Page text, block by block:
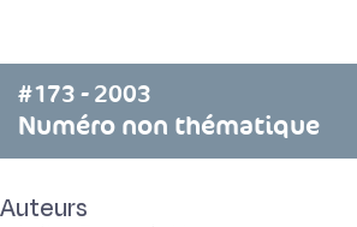
#173 - 2003
Numéro non thématique
Auteurs